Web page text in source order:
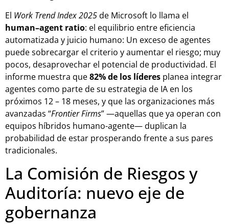
El Work Trend Index 2025de Microsoft lo llama el
human–agent ratio: el equilibrio entre eficiencia
automatizada y juicio humano: Un exceso de agentes
puede sobrecargar el criterio y aumentar el riesgo; muy
pocos, desaprovechar el potencial de productividad. El
informe muestra que82% de los líderes planea integrar
agentes como parte de su estrategia de IA en los
próximos 12 – 18 meses, y que las organizaciones más
avanzadas “Frontier Firms” —aquellas que ya operan con
equipos híbridos humano-agente— duplican la
probabilidad de estar prosperando frente a sus pares
tradicionales.
La Comisión de Riesgos y
Auditoría: nuevo eje de
gobernanza